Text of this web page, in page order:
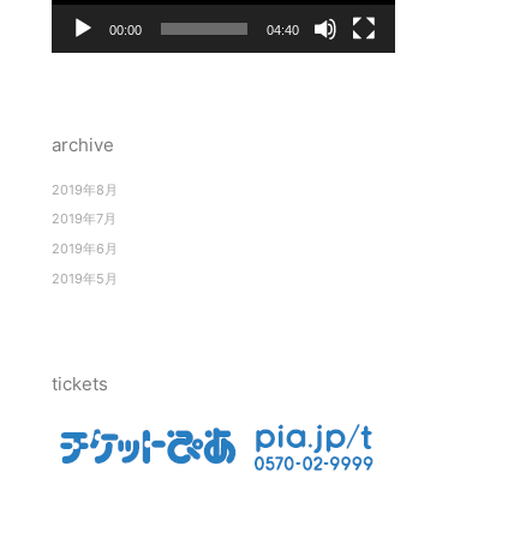
00:00 04:40
archive
2019年8月
2019年7月
2019年6月
2019年5月
tickets